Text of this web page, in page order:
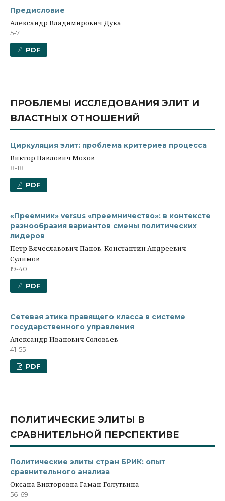
Предисловие
Александр Владимирович Дука
5-7
PDF
ПРОБЛЕМЫ ИССЛЕДОВАНИЯ ЭЛИТ И
ВЛАСТНЫХ ОТНОШЕНИЙ
Циркуляция элит: проблема критериев процесса
Виктор Павлович Мохов
8-18
PDF
«Преемник» versus «преемничество»: в контексте
разнообразия вариантов смены политических
лидеров
Петр Вячеславович Панов, Константин Андреевич
Сулимов
19-40
PDF
Сетевая этика правящего класса в системе
государственного управления
Александр Иванович Соловьев
41-55
PDF
ПОЛИТИЧЕСКИЕ ЭЛИТЫ В
СРАВНИТЕЛЬНОЙ ПЕРСПЕКТИВЕ
Политические элиты стран БРИК: опыт
сравнительного анализа
Оксана Викторовна Гаман-Голутвина
56-69